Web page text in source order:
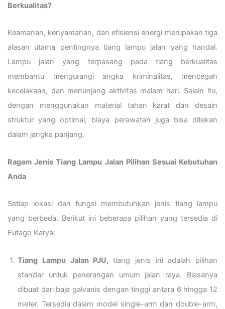
Berkualitas?
Keamanan, kenyamanan, dan efisiensi energi merupakan tiga
alasan utama pentingnya tiang lampu jalan yang handal.
Lampu jalan yang terpasang pada tiang berkualitas
membantu mengurangi angka kriminalitas, mencegah
kecelakaan, dan menunjang aktivitas malam hari. Selain itu,
dengan menggunakan material tahan karat dan desain
struktur yang optimal, biaya perawatan juga bisa ditekan
dalam jangka panjang.
Ragam Jenis Tiang Lampu Jalan Pilihan Sesuai Kebutuhan
Anda
Setiap lokasi dan fungsi membutuhkan jenis tiang lampu
yang berbeda. Berikut ini beberapa pilihan yang tersedia di
Futago Karya:
Tiang Lampu Jalan PJU, tiang jenis ini adalah pilihan
standar untuk penerangan umum jalan raya. Biasanya
dibuat dari baja galvanis dengan tinggi antara 6 hingga 12
meter. Tersedia dalam model single-arm dan double-arm,